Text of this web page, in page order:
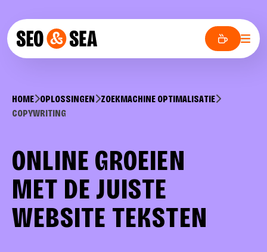
SEO & SEA – Online Marketing Bureau Alphen aan den Rijn
HOME OPLOSSINGEN
ZOEKMACHINE OPTIMALISATIE
COPYWRITING
ONLINE GROEIEN
MET DE JUISTE
WEBSITE TEKSTEN